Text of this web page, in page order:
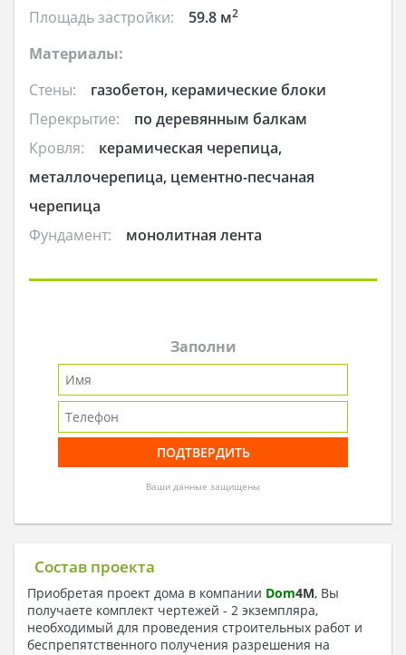
Площадь застройки:
59.8 м2
Материалы:
Стены:
газобетон, керамические блоки
Перекрытие:
по деревянным балкам
Кровля:
керамическая черепица,
металлочерепица, цементно-песчаная
черепица
Фундамент:
монолитная лента
Заполни
Ваши данные защищены
Состав проекта
Приобретая проект дома в компании Dom4M, Вы
получаете комплект чертежей - 2 экземпляра,
необходимый для проведения строительных работ и
беспрепятственного получения разрешения на